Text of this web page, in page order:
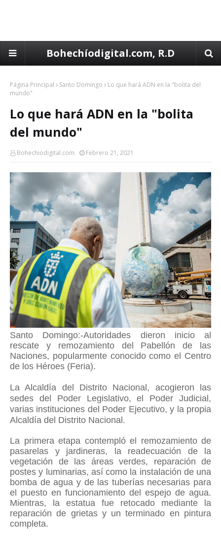
Bohechíodigital.com, R.D
Página Principal Santo Domingo
Lo que hará ADN en la "bolita del
mundo"
Lo que hará ADN en la "bolita
del mundo"
Bohechiodigital.com Febrero 21, 2021
Santo Domingo:-Autoridades dieron inicio al
rescate y remozamiento del Pabellón de las
Naciones, popularmente conocido como el Centro
de los Héroes (Feria).
La Alcaldía del Distrito Nacional, acogieron las
sedes del Poder Legislativo, el Poder Judicial,
varias instituciones del Poder Ejecutivo, y la propia
Alcaldía del Distrito Nacional.
La primera etapa contempló el remozamiento de
pasarelas y jardineras, la readecuación de la
vegetación de las áreas verdes, reparación de
postes y luminarias, así como la instalación de una
bomba de agua y de las tuberías necesarias para
el puesto en funcionamiento del espejo de agua.
Mientras, la estatua fue retocado mediante la
reparación de grietas y un terminado en pintura
completa.